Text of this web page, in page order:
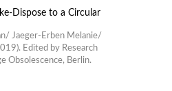
Dispose to a Circular
Jaeger-Erben Melanie/
Edited by Research
Obsolescence, Berlin.